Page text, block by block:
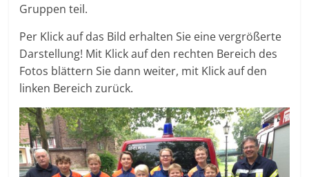
Gruppen teil.
Per Klick auf das Bild erhalten Sie eine vergrößerte
Darstellung! Mit Klick auf den rechten Bereich des
Fotos blättern Sie dann weiter, mit Klick auf den
linken Bereich zurück.